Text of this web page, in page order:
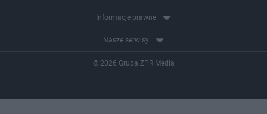
Informacje prawne
Nasze serwisy
© 2026 Grupa ZPR Media